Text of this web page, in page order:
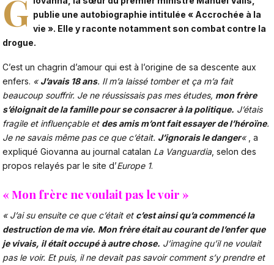
G publie une autobiographie intitulée « Accrochée à la
vie ». Elle y raconte notamment son combat contre la
drogue.
C’est un chagrin d’amour qui est à l’origine de sa descente aux
enfers. «J’avais 18 ans. Il m’a laissé tomber et ça m’a fait
beaucoup souffrir. Je ne réussissais pas mes études, mon frère
s’éloignait de la famille pour se consacrer à la politique. J’étais
fragile et influençable et des amis m’ont fait essayer de l’héroïne.
Je ne savais même pas ce que c’était. J’ignorais le danger« , a
expliqué Giovanna au journal catalan La Vanguardia, selon des
propos relayés par le site d’Europe 1.
« Mon frère ne voulait pas le voir »
« J’ai su ensuite ce que c’était et c’est ainsi qu’a commencé la
destruction de ma vie. Mon frère était au courant de l’enfer que
je vivais, il était occupé à autre chose. J’imagine qu’il ne voulait
pas le voir. Et puis, il ne devait pas savoir comment s’y prendre et